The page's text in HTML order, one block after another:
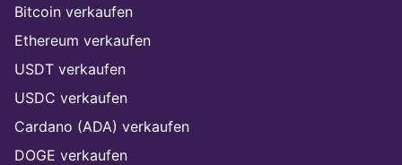
Bitcoin verkaufen
Ethereum verkaufen
USDT verkaufen
USDC verkaufen
Cardano (ADA) verkaufen
DOGE verkaufen